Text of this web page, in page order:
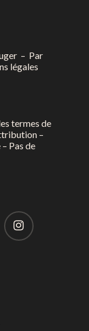
– Par
légales
termes de
–
Pas de